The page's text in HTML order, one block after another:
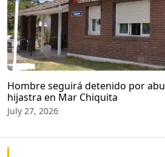
Hombre seguirá detenido por
hijastra en Mar Chiquita
July 27, 2026